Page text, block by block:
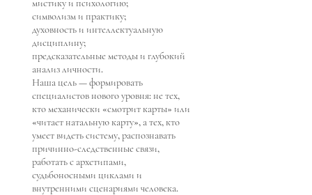
символизм и практику;
духовность и интеллектуальную
дисциплину;
предсказательные методы и глубокий
анализ личности.
Наша цель — формировать
специалистов нового уровня: не тех,
кто механически «смотрит карты» или
«читает натальную карту», а тех, кто
умеет видеть систему, распознавать
причинно-следственные связи,
работать с архетипами,
судьбоносными циклами и
внутренними сценариями человека.